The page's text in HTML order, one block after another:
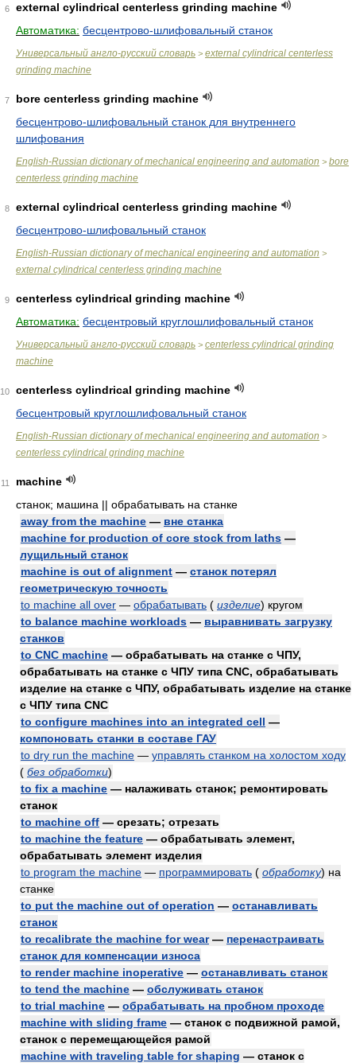
6
external cylindrical centerless grinding machine
Автоматика: бесцентрово-шлифовальный станок
Универсальный англо-русский словарь > external cylindrical centerless
grinding machine
7
bore centerless grinding machine
бесцентрово-шлифовальный станок для внутреннего
шлифования
English-Russian dictionary of mechanical engineering and automation > bore
centerless grinding machine
8
external cylindrical centerless grinding machine
бесцентрово-шлифовальный станок
English-Russian dictionary of mechanical engineering and automation >
external cylindrical centerless grinding machine
9
centerless cylindrical grinding machine
Автоматика: бесцентровый круглошлифовальный станок
Универсальный англо-русский словарь > centerless cylindrical grinding
machine
10
centerless cylindrical grinding machine
бесцентровый круглошлифовальный станок
English-Russian dictionary of mechanical engineering and automation >
centerless cylindrical grinding machine
11
machine
станок; машина || обрабатывать на станке
away from the machine — вне станка
machine for production of core stock from laths —
лущильный станок
machine is out of alignment — станок потерял
геометрическую точность
to machine all over — обрабатывать ( изделие) кругом
to balance machine workloads — выравнивать загрузку
станков
to CNC machine — обрабатывать на станке с ЧПУ,
обрабатывать на станке с ЧПУ типа CNC, обрабатывать
изделие на станке с ЧПУ, обрабатывать изделие на станке
с ЧПУ типа CNC
to configure machines into an integrated cell —
компоновать станки в составе ГАУ
to dry run the machine — управлять станком на холостом ходу
( без обработки)
to fix a machine — налаживать станок; ремонтировать
станок
to machine off — срезать; отрезать
to machine the feature — обрабатывать элемент,
обрабатывать элемент изделия
to program the machine — программировать ( обработку) на
станке
to put the machine out of operation — останавливать
станок
to recalibrate the machine for wear— перенастраивать
станок для компенсации износа
to render machine inoperative — останавливать станок
to tend the machine — обслуживать станок
to trial machine — обрабатывать на пробном проходе
machine with sliding frame — станок с подвижной рамой,
станок с перемещающейся рамой
machine with traveling table for shaping — станок с